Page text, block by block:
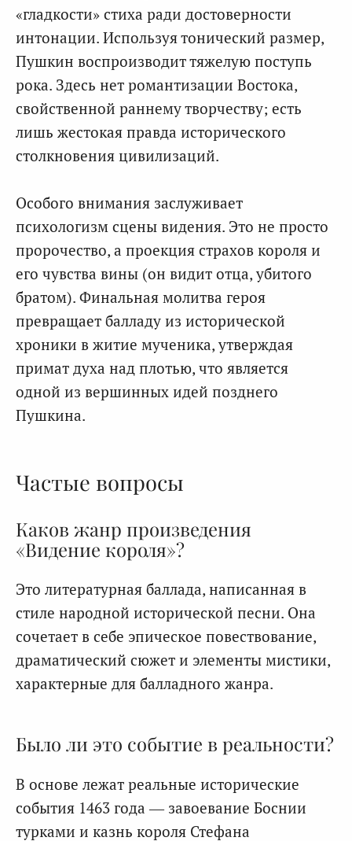
«гладкости» стиха ради достоверности
интонации. Используя тонический размер,
Пушкин воспроизводит тяжелую поступь
рока. Здесь нет романтизации Востока,
свойственной раннему творчеству; есть
лишь жестокая правда исторического
столкновения цивилизаций.
Особого внимания заслуживает
психологизм сцены видения. Это не просто
пророчество, а проекция страхов короля и
его чувства вины (он видит отца, убитого
братом). Финальная молитва героя
превращает балладу из исторической
хроники в житие мученика, утверждая
примат духа над плотью, что является
одной из вершинных идей позднего
Пушкина.
Частые вопросы
Каков жанр произведения
«Видение короля»?
Это литературная баллада, написанная в
стиле народной исторической песни. Она
сочетает в себе эпическое повествование,
драматический сюжет и элементы мистики,
характерные для балладного жанра.
Было ли это событие в реальности?
В основе лежат реальные исторические
события 1463 года — завоевание Боснии
турками и казнь короля Стефана